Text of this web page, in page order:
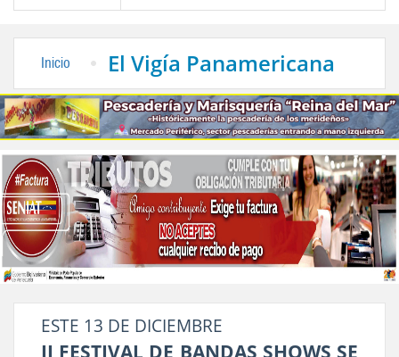
Inicio El Vigía Panamericana
ESTE 13 DE DICIEMBRE
II FESTIVAL DE BANDAS SHOWS SE